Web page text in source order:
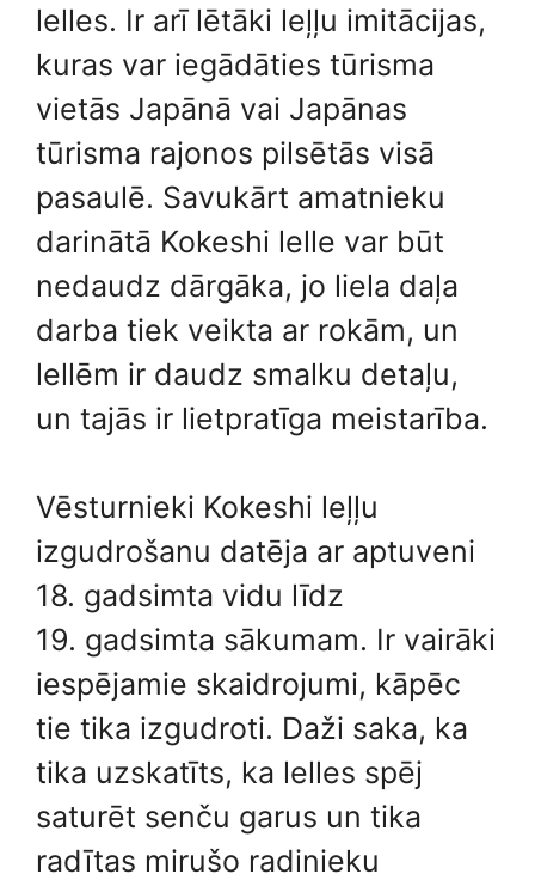
lelles. Ir arī lētāki leļļu imitācijas,
kuras var iegādāties tūrisma
vietās Japānā vai Japānas
tūrisma rajonos pilsētās visā
pasaulē. Savukārt amatnieku
darinātā Kokeshi lelle var būt
nedaudz dārgāka, jo liela daļa
darba tiek veikta ar rokām, un
lellēm ir daudz smalku detaļu,
un tajās ir lietpratīga meistarība.
Vēsturnieki Kokeshi leļļu
izgudrošanu datēja ar aptuveni
18. gadsimta vidu līdz
19. gadsimta sākumam. Ir vairāki
iespējamie skaidrojumi, kāpēc
tie tika izgudroti. Daži saka, ka
tika uzskatīts, ka lelles spēj
saturēt senču garus un tika
radītas mirušo radinieku